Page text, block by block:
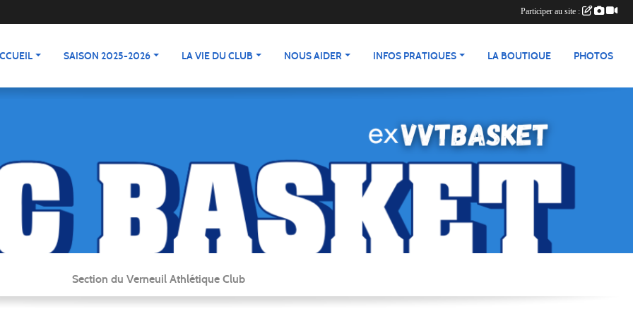
SAISON 2025-2026 LA VIE DU CLUB NOUS AIDER INFOS PRATIQUES LA BOUTIQUE PHOTOS
Section du Verneuil Athlétique Club
Participer au site :